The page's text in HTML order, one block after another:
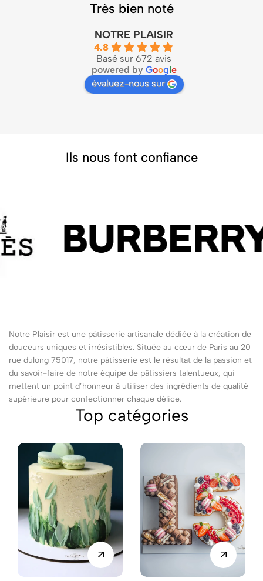
Très bien noté
NOTRE PLAISIR
4.8
Basé sur 672 avis
powered by Google
évaluez-nous sur
Ils nous font confiance
Notre Plaisir est une pâtisserie artisanale dédiée à la création de
douceurs uniques et irrésistibles. Située au cœur de Paris au 20
rue dulong 75017, notre pâtisserie est le résultat de la passion et
du savoir-faire de notre équipe de pâtissiers talentueux, qui
mettent un point d’honneur à utiliser des ingrédients de qualité
supérieure pour confectionner chaque délice.
Top catégories